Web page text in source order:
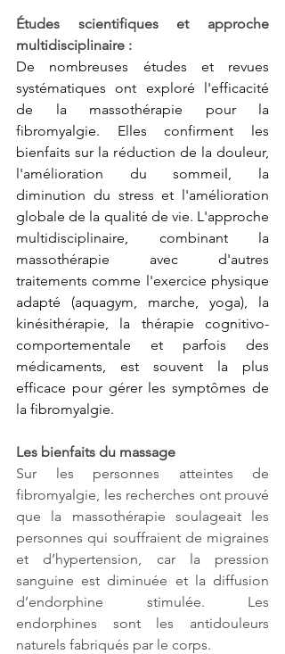
Études scientifiques et approche
multidisciplinaire :
De nombreuses études et revues
systématiques ont exploré l'efficacité
de la massothérapie pour la
fibromyalgie. Elles confirment les
bienfaits sur la réduction de la douleur,
l'amélioration du sommeil, la
diminution du stress et l'amélioration
globale de la qualité de vie. L'approche
multidisciplinaire, combinant la
massothérapie avec d'autres
traitements comme l'exercice physique
adapté (aquagym, marche, yoga), la
kinésithérapie, la thérapie cognitivo-
comportementale et parfois des
médicaments, est souvent la plus
efficace pour gérer les symptômes de
la fibromyalgie.
Les bienfaits du massage
Sur les personnes atteintes de
fibromyalgie, les recherches ont prouvé
que la massothérapie soulageait les
personnes qui souffraient de migraines
et d’hypertension, car la pression
sanguine est diminuée et la diffusion
d’endorphine stimulée. Les
endorphines sont les antidouleurs
naturels fabriqués par le corps.